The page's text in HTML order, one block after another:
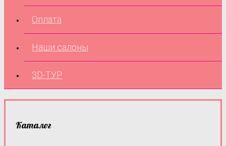
Оплата
Наши салоны
3D-ТУР
Каталог